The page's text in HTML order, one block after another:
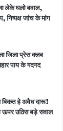
लेके घलो बवाल,
जांच के मांग
जिला प्रेस क्लब
पाय के गदगद
बिकत हे अवैध दारू!
ऊपर उठिस बड़े सवाल